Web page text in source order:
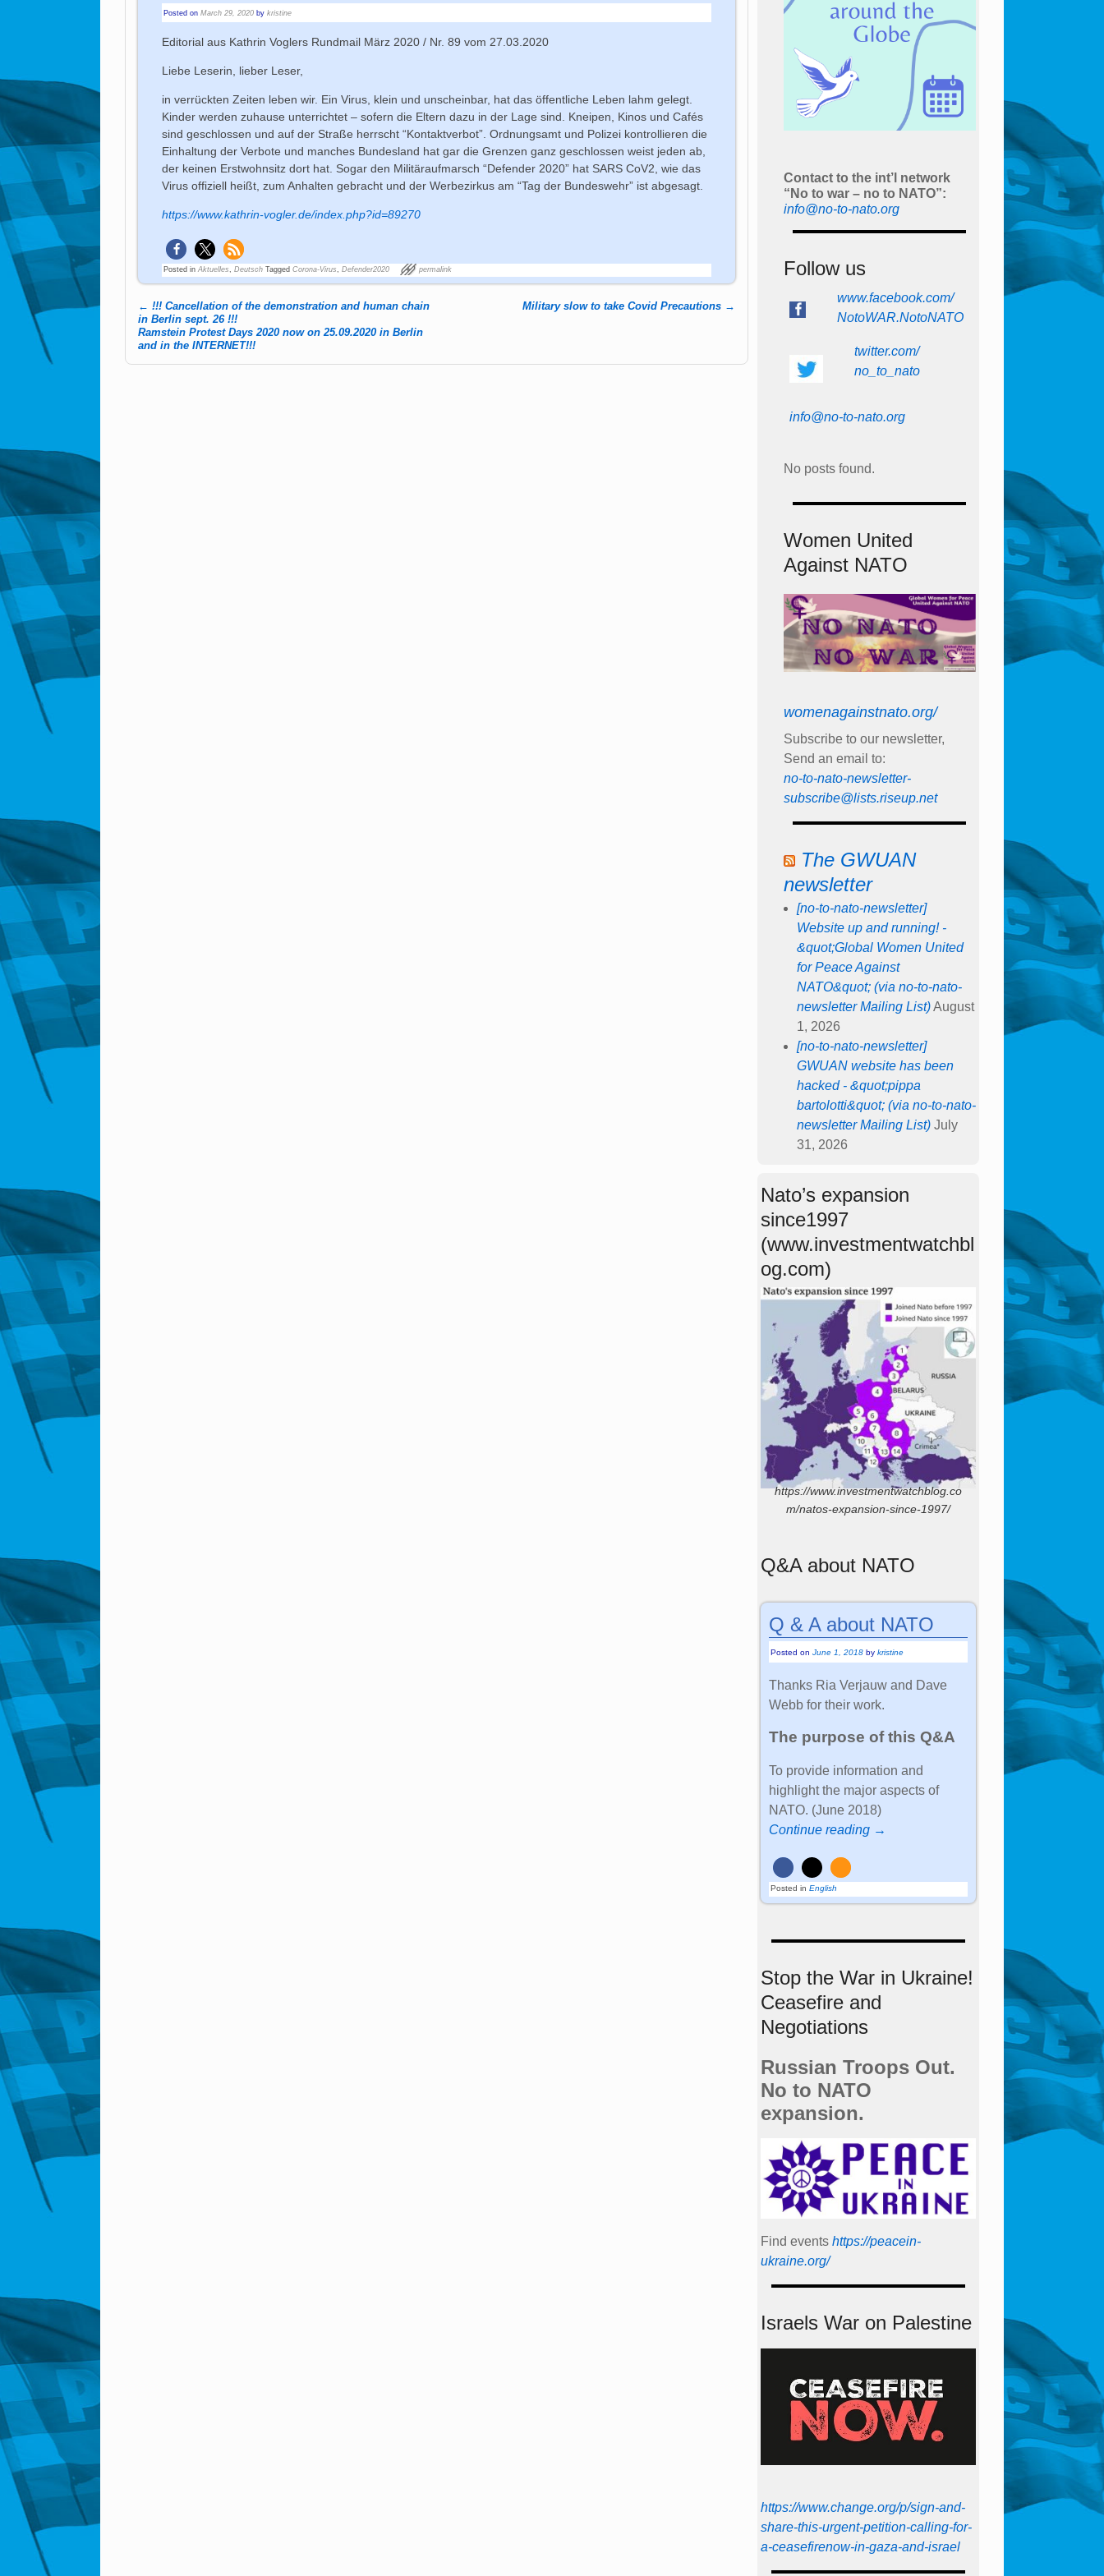
Posted onMarch 29, 2020 bykristine
Editorial aus Kathrin Voglers Rundmail März 2020 / Nr. 89 vom 27.03.2020
Liebe Leserin, lieber Leser,
in verrückten Zeiten leben wir. Ein Virus, klein und unscheinbar, hat das öffentliche Leben lahm gelegt.
Kinder werden zuhause unterrichtet – sofern die Eltern dazu in der Lage sind. Kneipen, Kinos und Cafés
sind geschlossen und auf der Straße herrscht “Kontaktverbot”. Ordnungsamt und Polizei kontrollieren die
Einhaltung der Verbote und manches Bundesland hat gar die Grenzen ganz geschlossen weist jeden ab,
der keinen Erstwohnsitz dort hat. Sogar den Militäraufmarsch “Defender 2020” hat SARS CoV2, wie das
Virus offiziell heißt, zum Anhalten gebracht und der Werbezirkus am “Tag der Bundeswehr” ist abgesagt.
https://www.kathrin-vogler.de/index.php?id=89270
Posted in Aktuelles ,Deutsch Tagged Corona-Virus ,Defender2020 permalink
Post navigation
← !!! Cancellation of the demonstration and human chain
in Berlin sept. 26 !!!
Ramstein Protest Days 2020 now on 25.09.2020 in Berlin
and in the INTERNET!!!
Military slow to take Covid Precautions →
Contact to the int’l network
“No to war – no to NATO”:
info@no-to-nato.org
Follow us
www.facebook.com/
NotoWAR.NotoNATO
twitter.com/
no_to_nato
info@no-to-nato.org
No posts found.
Women United
Against NATO
womenagainstnato.org/
Subscribe to our newsletter,
Send an email to:
no-to-nato-newsletter-
subscribe@lists.riseup.net
The GWUAN
newsletter
[no-to-nato-newsletter]
Website up and running! -
&quot;Global Women United
for Peace Against
NATO&quot; (via no-to-nato-
newsletter Mailing List) August
1, 2026
[no-to-nato-newsletter]
GWUAN website has been
hacked - &quot;pippa
bartolotti&quot; (via no-to-nato-
newsletter Mailing List) July
31, 2026
Nato’s expansion
since1997
(www.investmentwatchbl
og.com)
https://www.investmentwatchblog.co
m/natos-expansion-since-1997/
Q&A about NATO
Q & A about NATO
Posted onJune 1, 2018 bykristine
Thanks Ria Verjauw and Dave
Webb for their work.
The purpose of this Q&A
To provide information and
highlight the major aspects of
NATO. (June 2018)
Continue reading →
Posted in English
Stop the War in Ukraine!
Ceasefire and
Negotiations
Russian Troops Out.
No to NATO
expansion.
Find events https://peace­in­
ukraine.org/
Israels War on Palestine
https://www.change.org/p/sign-and-
share-this-urgent-petition-calling-for-
a-ceasefirenow-in-gaza-and-israel